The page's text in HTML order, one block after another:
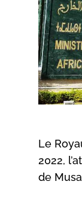
Le
2022,
de